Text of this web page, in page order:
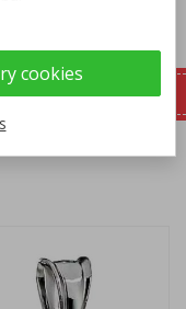
- medailka sv.
cookies